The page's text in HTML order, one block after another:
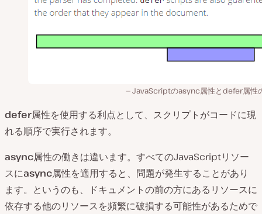
JavaScriptのasync属性とdefer属性
defer属性を使用する利点として、スクリプトがコードに現
れる順序で実行されます。
async属性の働きは違います。すべてのJavaScriptリソー
スにasync属性を適用すると、問題が発生することがあり
ます。というのも、ドキュメントの前の方にあるリソースに
依存する他のリソースを頻繁に破損する可能性があるためで